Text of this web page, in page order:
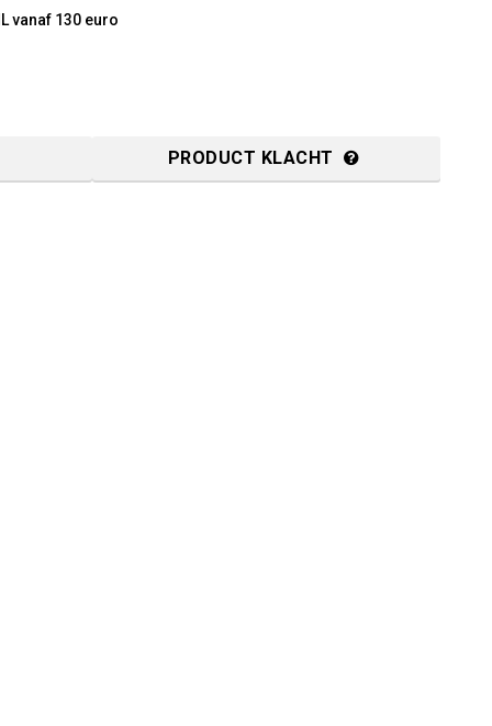
vanaf 130 euro
PRODUCT KLACHT